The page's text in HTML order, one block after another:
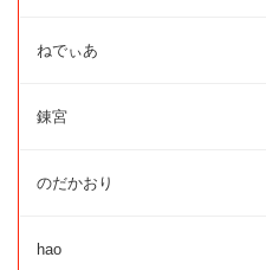
ねでぃあ
錬宮
のだかおり
hao